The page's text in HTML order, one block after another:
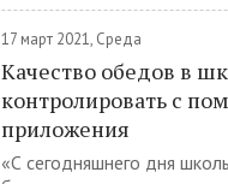
17 март 2021, Среда
Качество обедов в
контролировать с
приложения
«С сегодняшнего дня